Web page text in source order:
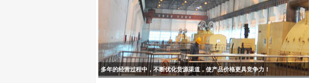
多年的经营过程中，不断优化货源渠道，使产品价格更具竞争力！